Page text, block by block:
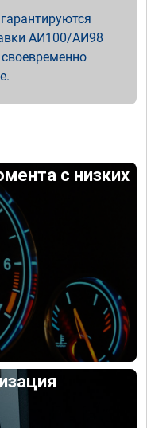
АИ100/АИ98
с низких